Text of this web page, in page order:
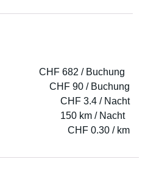
CHF 682 / Buchung
CHF 90 / Buchung
CHF 3.4 / Nacht
150 km / Nacht
CHF 0.30 / km